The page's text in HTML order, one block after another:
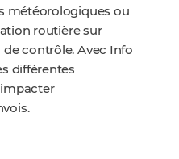
météorologiques ou
routière sur
de contrôle. Avec Info
différentes